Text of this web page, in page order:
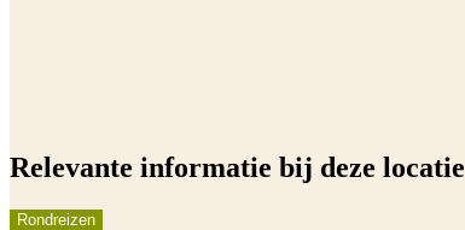
Relevante informatie bij deze locatie
Rondreizen